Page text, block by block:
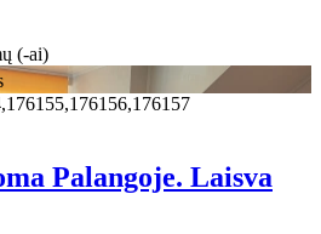
(-ai)
Palangoje. Laisva